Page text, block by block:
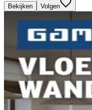
Bekijken Volgen